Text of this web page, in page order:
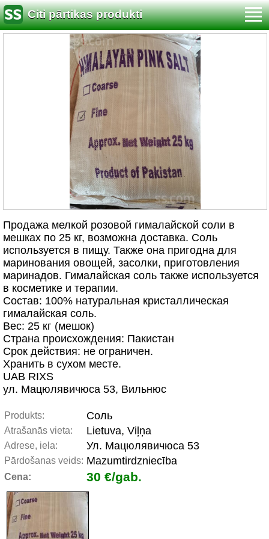
Citi pārtikas produkti
Продажа мелкой розовой гималайской соли в
мешках по 25 кг, возможна доставка. Соль
используется в пищу. Также она пригодна для
маринования овощей, засолки, приготовления
маринадов. Гималайская соль также используется
в косметике и терапии.
Состав: 100% натуральная кристаллическая
гималайская соль.
Вес: 25 кг (мешок)
Страна происхождения: Пакистан
Срок действия: не ограничен.
Хранить в сухом месте.
UAB RIXS
ул. Мацюлявичюса 53, Вильнюс
Produkts: Соль
Atrašanās vieta: Lietuva, Viļņa
Adrese, iela: Ул. Мацюлявичюса 53
Pārdošanas veids: Mazumtirdzniecība
Cena: 30 €/gab.